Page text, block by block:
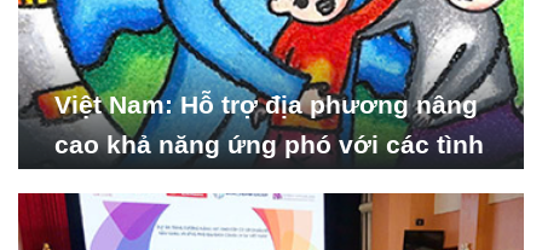
Việt Nam: Hỗ trợ địa phương nâng
cao khả năng ứng phó với các tình